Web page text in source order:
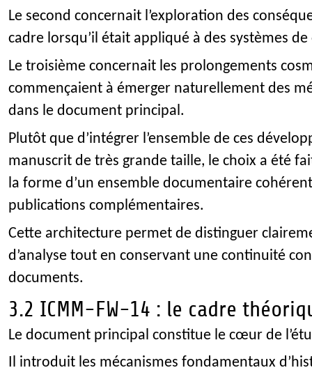
Le second concernait l’exploration des
cadre lorsqu’il était appliqué à des systèmes
Le troisième concernait les prolongements
commençaient à émerger naturellement des
dans le document principal.
Plutôt que d’intégrer l’ensemble de ces
manuscrit de très grande taille, le choix a été
la forme d’un ensemble documentaire
publications complémentaires.
Cette architecture permet de distinguer
d’analyse tout en conservant une continuité
documents.
3.2 ICMM-FW-14 : le cadre
Le document principal constitue le cœur de
Il introduit les mécanismes fondamentaux